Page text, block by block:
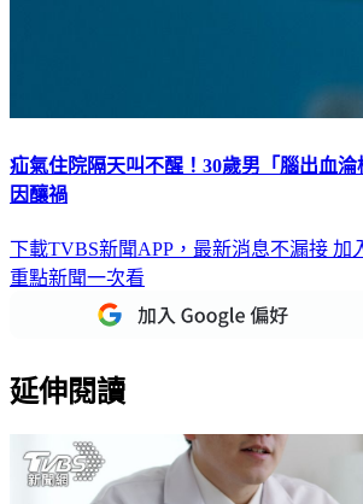
疝氣住院隔天叫不醒！30歲男「腦出血
因釀禍
下載TVBS新聞APP，最新消息不漏接 加
重點新聞一次看
延伸閱讀